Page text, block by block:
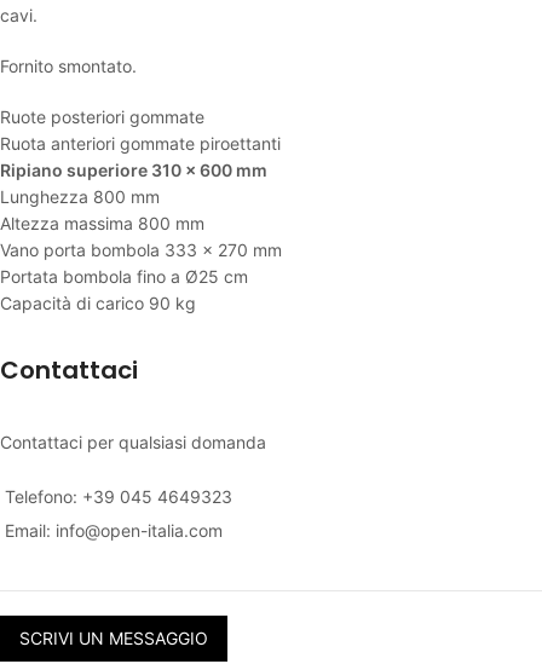
cavi.
Fornito smontato.
Ruote posteriori gommate
Ruota anteriori gommate piroettanti
Ripiano superiore 310 x 600 mm
Lunghezza 800 mm
Altezza massima 800 mm
Vano porta bombola 333 x 270 mm
Portata bombola fino a Ø25 cm
Capacità di carico 90 kg
Contattaci
Contattaci per qualsiasi domanda
SCRIVI UN MESSAGGIO
Telefono: +39 045 4649323
Email: info@open-italia.com